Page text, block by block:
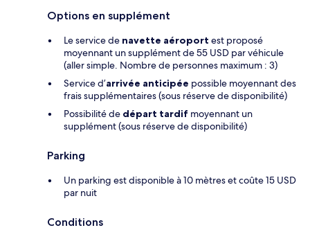
Options en supplément
Le service de navette aéroport est proposé
moyennant un supplément de 55 USD par véhicule
(aller simple. Nombre de personnes maximum : 3)
Service d’arrivée anticipée possible moyennant des
frais supplémentaires (sous réserve de disponibilité)
Possibilité de départ tardif moyennant un
supplément (sous réserve de disponibilité)
Parking
Un parking est disponible à 10 mètres et coûte 15 USD
par nuit
Conditions